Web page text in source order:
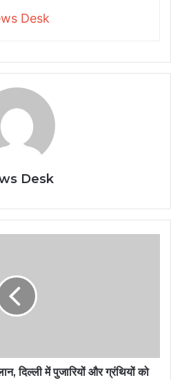
Desk
Desk
दिल्ली में पुजारियों और ग्रंथियों को